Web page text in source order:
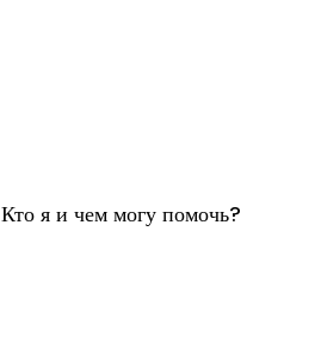
Кто я и чем могу помочь?